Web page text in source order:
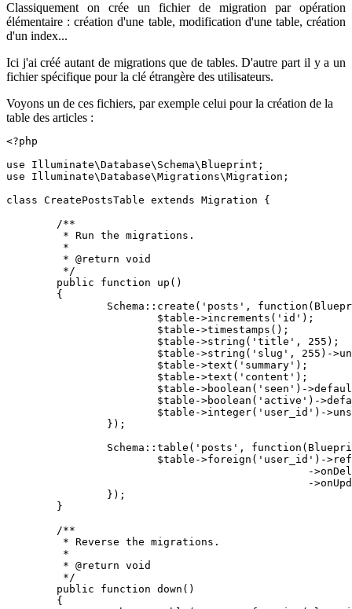
Classiquement on crée un fichier de migration par opération
élémentaire : création d'une table, modification d'une table, création
d'un index...
Ici j'ai créé autant de migrations que de tables. D'autre part il y a un
fichier spécifique pour la clé étrangère des utilisateurs.
Voyons un de ces fichiers, par exemple celui pour la création de la
table des articles :
<?php
use Illuminate\Database\Schema\Blueprint;
use Illuminate\Database\Migrations\Migration;
class CreatePostsTable extends Migration {